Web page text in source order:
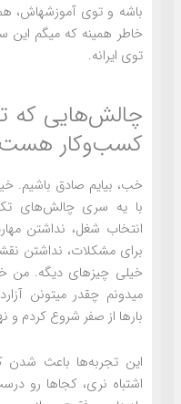
باشه و توی آموزشهاش،
خاطر همینه که میگم این
توی ایرانه.
چالش‌هایی که
کسب‌وکار هست
خب، بیایم صادق باشیم.
با یه سری چالش‌های
انتخاب شغل، نداشتن
برای مشکلات، نداشتن
خیلی چیزهای دیگه. من
میدونم چقدر میتونن
بارها از صفر شروع کردم و
این تجربه‌ها باعث شدن
اشتباه نری، کجاها رو